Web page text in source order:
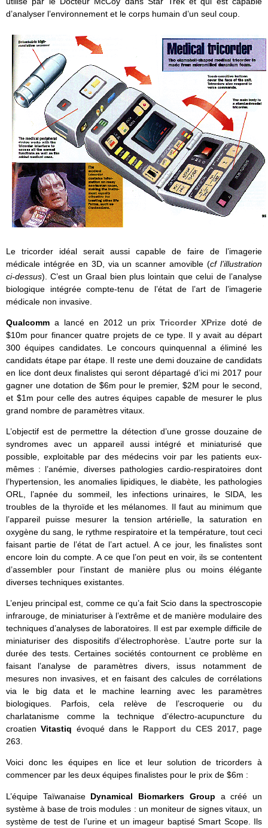
d’analyser l’environnement et le corps humain d’un seul coup.
Le tricorder idéal serait aussi capable de faire de l’imagerie
médicale intégrée en 3D, via un scanner amovible (cf l’illustration
ci-dessus). C’est un Graal bien plus lointain que celui de l’analyse
biologique intégrée compte-tenu de l’état de l’art de l’imagerie
médicale non invasive.
Qualcomm a lancé en 2012 un prixTricorder XPrize doté de
$10m pour financer quatre projets de ce type. Il y avait au départ
300 équipes candidates. Le concours quinquennal a éliminé les
candidats étape par étape. Il reste une demi douzaine de candidats
en lice dont deux finalistes qui seront départagé d’ici mi 2017 pour
gagner une dotation de $6m pour le premier, $2M pour le second,
et $1m pour celle des autres équipes capable de mesurer le plus
grand nombre de paramètres vitaux.
L’objectif est de permettre la détection d’une grosse douzaine de
syndromes avec un appareil aussi intégré et miniaturisé que
possible, exploitable par des médecins voir par les patients eux-
mêmes : l’anémie, diverses pathologies cardio-respiratoires dont
l’hypertension, les anomalies lipidiques, le diabète, les pathologies
ORL, l’apnée du sommeil, les infections urinaires, le SIDA, les
troubles de la thyroïde et les mélanomes. Il faut au minimum que
l’appareil puisse mesurer la tension artérielle, la saturation en
oxygène du sang, le rythme respiratoire et la température, tout ceci
faisant partie de l’état de l’art actuel. A ce jour, les finalistes sont
encore loin du compte. A ce que l’on peut en voir, ils se contentent
d’assembler pour l’instant de manière plus ou moins élégante
diverses techniques existantes.
L’enjeu principal est, comme ce qu’a fait Scio dans la spectroscopie
infrarouge, de miniaturiser à l’extrême et de manière modulaire des
techniques d’analyses de laboratoires. Il est par exemple difficile de
miniaturiser des dispositifs d’électrophorèse. L’autre porte sur la
durée des tests. Certaines sociétés contournent ce problème en
faisant l’analyse de paramètres divers, issus notamment de
mesures non invasives, et en faisant des calcules de corrélations
via le big data et le machine learning avec les paramètres
biologiques. Parfois, cela relève de l’escroquerie ou du
charlatanisme comme la technique d’électro-acupuncture du
croatienVitastiq évoqué dans le Rapport du CES 2017, page
263.
Voici donc les équipes en lice et leur solution de tricorders à
commencer par les deux équipes finalistes pour le prix de $6m :
L’équipe Taïwanaise Dynamical Biomarkers Group a créé un
système à base de trois modules : un moniteur de signes vitaux, un
système de test de l’urine et un imageur baptisé Smart Scope. Ils